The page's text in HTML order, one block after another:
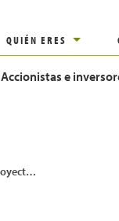
QUIÉN ERES
Accionistas e
y Alemania